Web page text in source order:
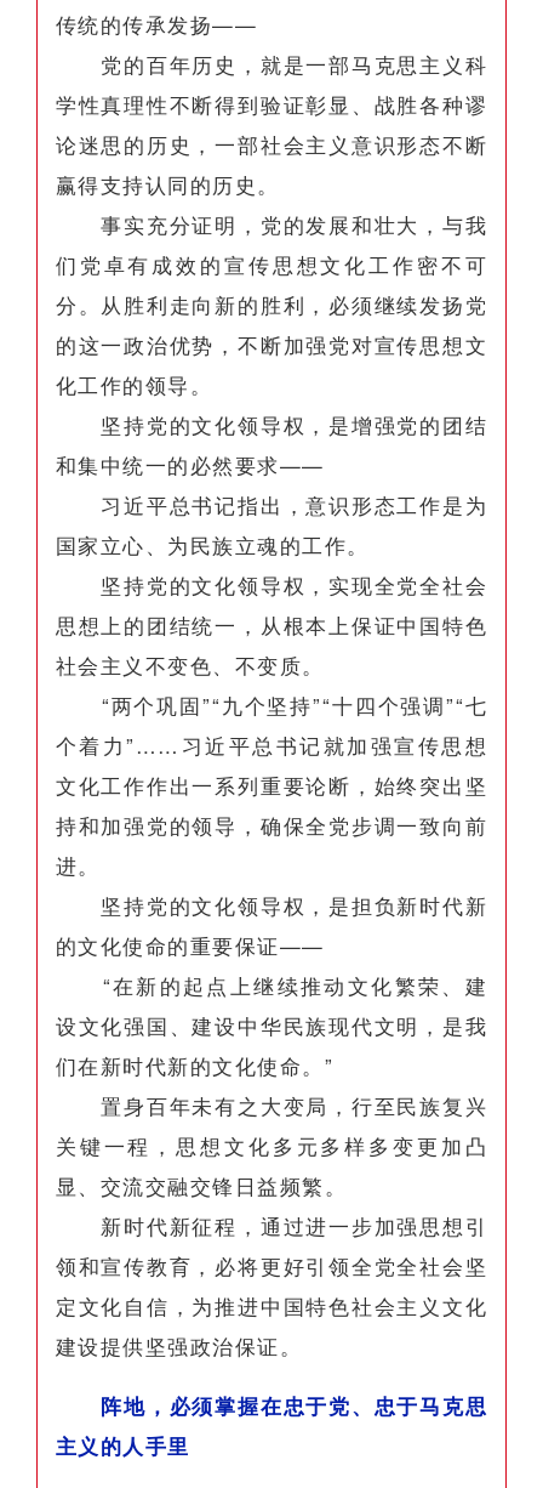
传统的传承发扬——
党的百年历史，就是一部马克思主义科
学性真理性不断得到验证彰显、战胜各种谬
论迷思的历史，一部社会主义意识形态不断
赢得支持认同的历史。
事实充分证明，党的发展和壮大，与我
们党卓有成效的宣传思想文化工作密不可
分。从胜利走向新的胜利，必须继续发扬党
的这一政治优势，不断加强党对宣传思想文
化工作的领导。
坚持党的文化领导权，是增强党的团结
和集中统一的必然要求——
习近平总书记指出，意识形态工作是为
国家立心、为民族立魂的工作。
坚持党的文化领导权，实现全党全社会
思想上的团结统一，从根本上保证中国特色
社会主义不变色、不变质。
“两个巩固”“九个坚持”“十四个强调”“七
个着力”……习近平总书记就加强宣传思想
文化工作作出一系列重要论断，始终突出坚
持和加强党的领导，确保全党步调一致向前
进。
坚持党的文化领导权，是担负新时代新
的文化使命的重要保证——
“在新的起点上继续推动文化繁荣、建
设文化强国、建设中华民族现代文明，是我
们在新时代新的文化使命。”
置身百年未有之大变局，行至民族复兴
关键一程，思想文化多元多样多变更加凸
显、交流交融交锋日益频繁。
新时代新征程，通过进一步加强思想引
领和宣传教育，必将更好引领全党全社会坚
定文化自信，为推进中国特色社会主义文化
建设提供坚强政治保证。
阵地，必须掌握在忠于党、忠于马克思
主义的人手里